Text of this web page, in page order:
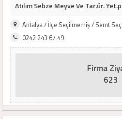
Atılım Sebze Meyve Ve Tar.ür.
Antalya / İlçe Seçilmemiş / Semt
0242 243 67 49
Firma
623